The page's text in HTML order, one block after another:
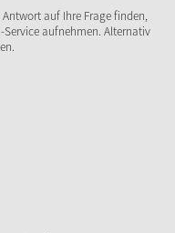
auf Ihre Frage finden,
aufnehmen. Alternativ